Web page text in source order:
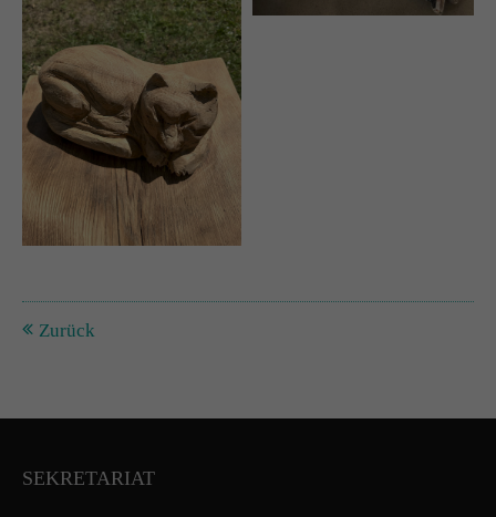
Zurück
SEKRETARIAT